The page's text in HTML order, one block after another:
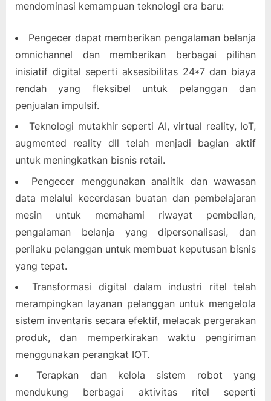
mendominasi kemampuan teknologi era baru:
Pengecer dapat memberikan pengalaman belanja
omnichannel dan memberikan berbagai pilihan
inisiatif digital seperti aksesibilitas 24*7 dan biaya
rendah yang fleksibel untuk pelanggan dan
penjualan impulsif.
Teknologi mutakhir seperti AI, virtual reality, IoT,
augmented reality dll telah menjadi bagian aktif
untuk meningkatkan bisnis retail.
Pengecer menggunakan analitik dan wawasan
data melalui kecerdasan buatan dan pembelajaran
mesin untuk memahami riwayat pembelian,
pengalaman belanja yang dipersonalisasi, dan
perilaku pelanggan untuk membuat keputusan bisnis
yang tepat.
Transformasi digital dalam industri ritel telah
merampingkan layanan pelanggan untuk mengelola
sistem inventaris secara efektif, melacak pergerakan
produk, dan memperkirakan waktu pengiriman
menggunakan perangkat IOT.
Terapkan dan kelola sistem robot yang
mendukung berbagai aktivitas ritel seperti